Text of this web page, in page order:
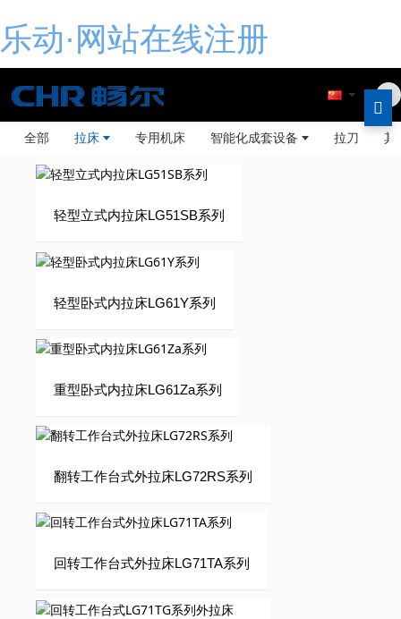
乐动·网站在线注册
全部 拉床 专用机床 智能化成套设备 拉刀 其
轻型立式内拉床LG51SB系列
轻型卧式内拉床LG61Y系列
重型卧式内拉床LG61Za系列
翻转工作台式外拉床LG72RS系列
回转工作台式外拉床LG71TA系列